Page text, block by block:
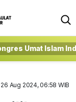
Umat Islam
Aug 2024, 06:58 WIB